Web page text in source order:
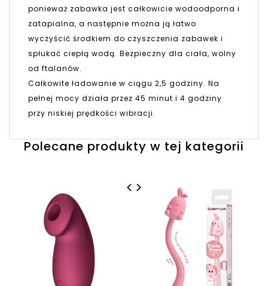
ponieważ zabawka jest całkowicie wodoodporna i
zatapialna, a następnie można ją łatwo
wyczyścić środkiem do czyszczenia zabawek i
spłukać ciepłą wodą. Bezpieczny dla ciała, wolny
od ftalanów.
Całkowite ładowanie w ciągu 2,5 godziny. Na
pełnej mocy działa przez 45 minut i 4 godziny
przy niskiej prędkości wibracji.
Polecane produkty w tej kategorii